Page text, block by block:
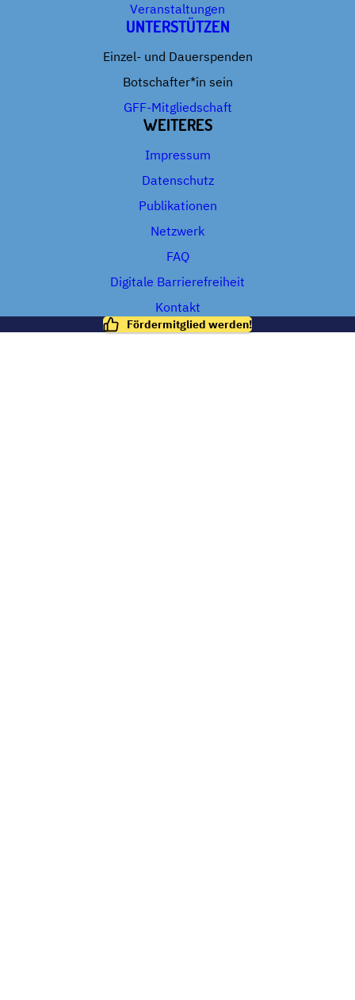
Veranstaltungen
UNTERSTÜTZEN
Einzel- und Dauerspenden
Botschafter*in sein
GFF-Mitgliedschaft
WEITERES
Impressum
Datenschutz
Publikationen
Netzwerk
FAQ
Digitale Barrierefreiheit
Kontakt
Fördermitglied werden!